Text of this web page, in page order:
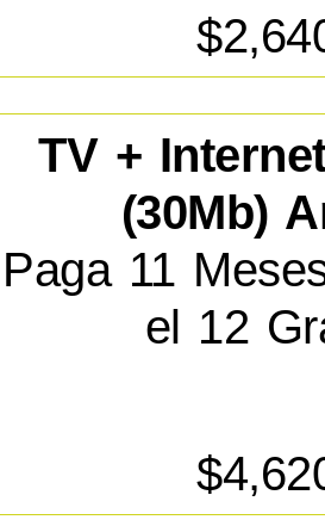
TV +
(30Mb)
Paga 11
el 12